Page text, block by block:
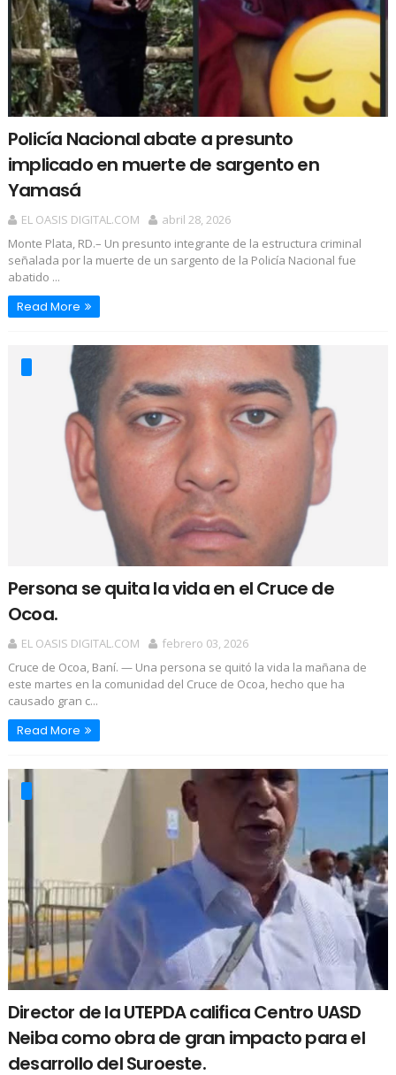
Policía Nacional abate a presunto
implicado en muerte de sargento en
Yamasá
EL OASIS DIGITAL.COM
abril 28, 2026
Monte Plata, RD.– Un presunto integrante de la estructura criminal
señalada por la muerte de un sargento de la Policía Nacional fue
abatido ...
Read More
Persona se quita la vida en el Cruce de
Ocoa.
EL OASIS DIGITAL.COM
febrero 03, 2026
Cruce de Ocoa, Baní. — Una persona se quitó la vida la mañana de
este martes en la comunidad del Cruce de Ocoa, hecho que ha
causado gran c...
Read More
Director de la UTEPDA califica Centro UASD
Neiba como obra de gran impacto para el
desarrollo del Suroeste.